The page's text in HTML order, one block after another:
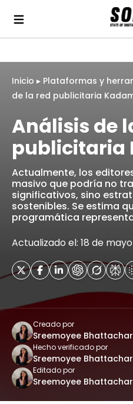
Inicio ▸ Plataformas y
de la red publicitaria
Análisis de
publicitaria
Actualmente, los
masivo que podría no
significativos, sino
sostenibles. Se estima
programática
Actualizado el: 18 de
Creado por
Sreemoyee
Hecho verificado por
Sreemoyee
Editado por
Sreemoyee